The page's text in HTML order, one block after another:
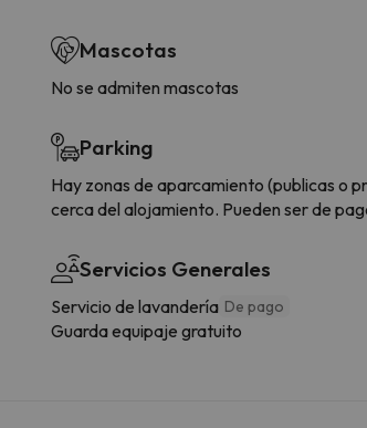
Mascotas
No se admiten mascotas
Parking
Hay zonas de aparcamiento (publicas o
cerca del alojamiento. Pueden ser de
Servicios Generales
Servicio de lavandería De pago
Guarda equipaje gratuito